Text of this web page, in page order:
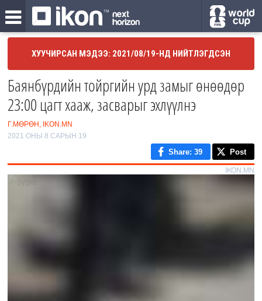
ХУУЧИРСАН МЭДЭЭ: 2021/08/19-НД НИЙТЛЭГДСЭН
Баянбүрдийн тойргийн урд замыг өнөөдөр
23:00 цагт хааж, засварыг эхлүүлнэ
Г.МӨРӨН, IKON.MN
2021 ОНЫ 8 САРЫН 19
Share: 39 Post
IKON.MN